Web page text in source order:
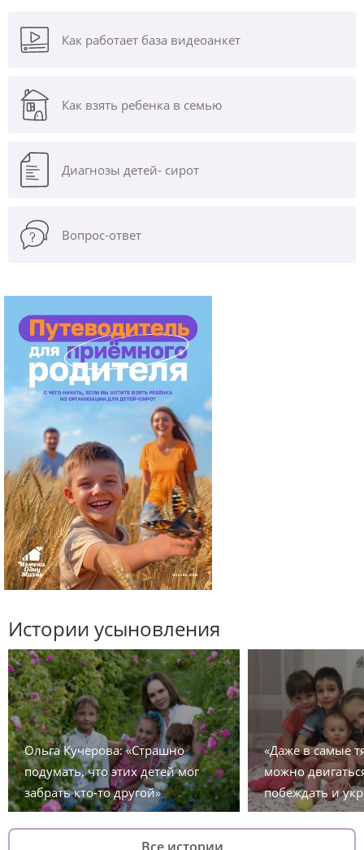
Как работает база видеоанкет
Как взять ребенка в семью
Диагнозы детей- сирот
Вопрос-ответ
Истории усыновления
Ольга Кучерова: «Страшно
подумать, что этих детей мог
забрать кто-то другой»
«Даже в самые
можно
побеждать и